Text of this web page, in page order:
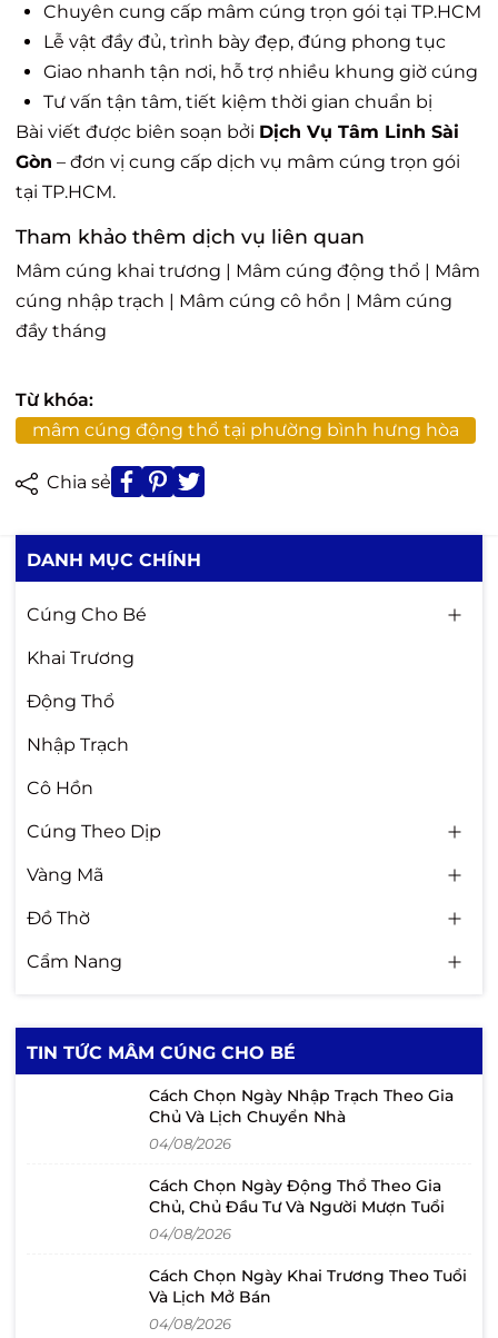
Chuyên cung cấp mâm cúng trọn gói tại TP.HCM
Lễ vật đầy đủ, trình bày đẹp, đúng phong tục
Giao nhanh tận nơi, hỗ trợ nhiều khung giờ cúng
Tư vấn tận tâm, tiết kiệm thời gian chuẩn bị
Bài viết được biên soạn bởi Dịch Vụ Tâm Linh Sài
Gòn – đơn vị cung cấp dịch vụ mâm cúng trọn gói
tại TP.HCM.
Tham khảo thêm dịch vụ liên quan
Mâm cúng khai trương | Mâm cúng động thổ | Mâm
cúng nhập trạch | Mâm cúng cô hồn | Mâm cúng
đầy tháng
Từ khóa:
mâm cúng động thổ tại phường bình hưng hòa
Chia sẻ
DANH MỤC CHÍNH
Cúng Cho Bé
Khai Trương
Động Thổ
Nhập Trạch
Cô Hồn
Cúng Theo Dịp
Vàng Mã
Đồ Thờ
Cẩm Nang
TIN TỨC MÂM CÚNG CHO BÉ
Cách Chọn Ngày Nhập Trạch Theo Gia
Chủ Và Lịch Chuyển Nhà
04/08/2026
Cách Chọn Ngày Động Thổ Theo Gia
Chủ, Chủ Đầu Tư Và Người Mượn Tuổi
04/08/2026
Cách Chọn Ngày Khai Trương Theo Tuổi
Và Lịch Mở Bán
04/08/2026